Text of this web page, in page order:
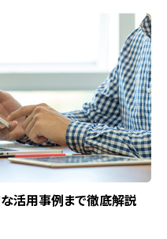
活用事例まで徹底解説